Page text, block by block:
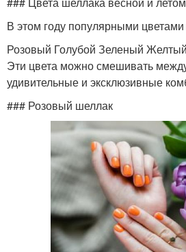
В этом году популярными цветами
Розовый Голубой Зеленый Желтый
Эти цвета можно смешивать
удивительные и эксклюзивные
### Розовый шеллак